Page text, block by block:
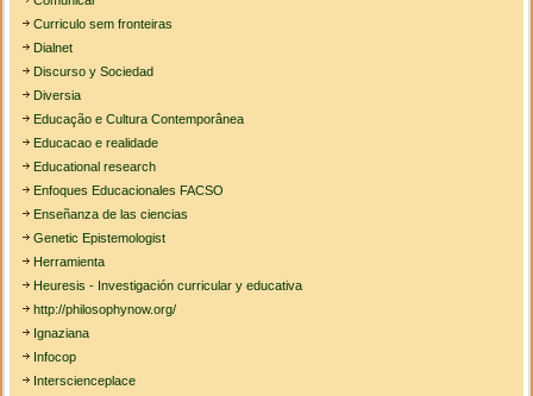
Curriculo sem fronteiras
Dialnet
Discurso y Sociedad
Diversia
Educação e Cultura Contemporânea
Educacao e realidade
Educational research
Enfoques Educacionales FACSO
Enseñanza de las ciencias
Genetic Epistemologist
Herramienta
Heuresis - Investigación curricular y educativa
http://philosophynow.org/
Ignaziana
Infocop
Interscienceplace